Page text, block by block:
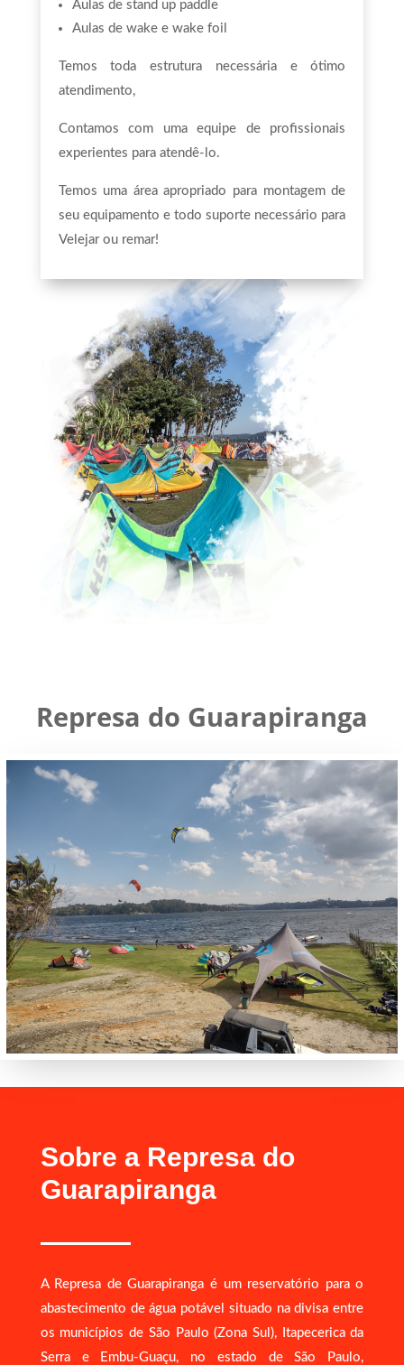
Aulas de stand up paddle
Aulas de wake e wake foil
Temos toda estrutura necessária e ótimo
atendimento,
Contamos com uma equipe de profissionais
experientes para atendê-lo.
Temos uma área apropriado para montagem de
seu equipamento e todo suporte necessário para
Velejar ou remar!
Represa do Guarapiranga
Sobre a Represa do
Guarapiranga
A Represa de Guarapiranga é um reservatório para o
abastecimento de água potável situado na divisa entre
os municípios de São Paulo (Zona Sul), Itapecerica da
Serra e Embu-Guaçu, no estado de São Paulo,